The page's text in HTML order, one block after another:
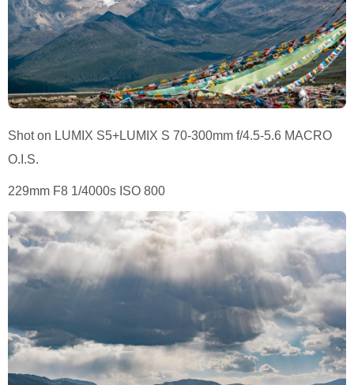
Shot on LUMIX S5+LUMIX S 70-300mm f/4.5-5.6 MACRO
O.I.S.
229mm F8 1/4000s ISO 800